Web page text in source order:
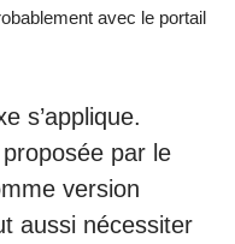
avec le portail
s’applique.
par le
version
aussi nécessiter